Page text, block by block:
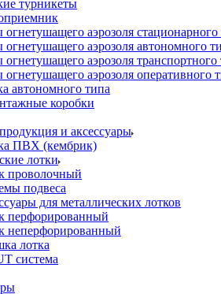
турникеты
огнетушащего аэрозоля стационарного
огнетушащего аэрозоля автономного
огнетушащего аэрозоля транспортного
огнетушащего аэрозоля оперативного
автономного типа
коробки
и аксессуары
ПВХ (кембрик)
лотки
проволочный
подвеса
для металлических лотков
перфорированный
неперфорированный
лотка
система